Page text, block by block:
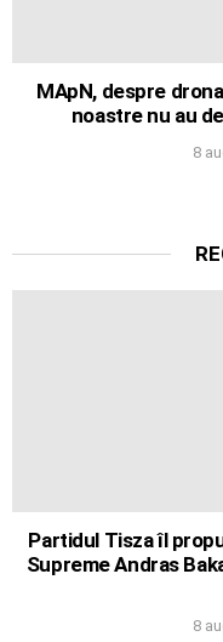
MApN, despre
noastre nu au
8
Partidul Tisza îl
Supreme Andras
8